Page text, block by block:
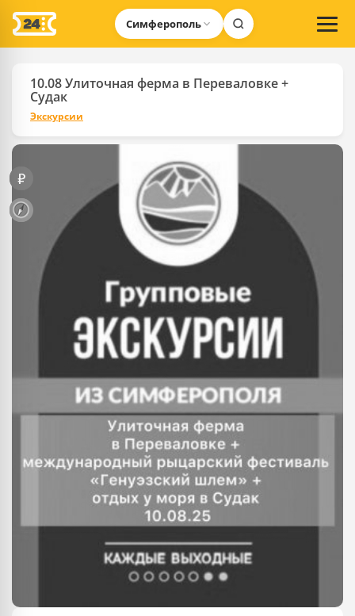
Симферополь
10.08 Улиточная ферма в Переваловке +
Судак
Экскурсии